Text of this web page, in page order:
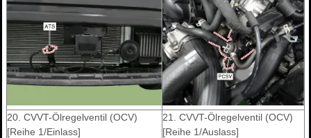
20. CVVT-Ölregelventil (OCV)
[Reihe 1/Einlass]
21. CVVT-Ölregelventil (OCV)
[Reihe 1/Auslass]